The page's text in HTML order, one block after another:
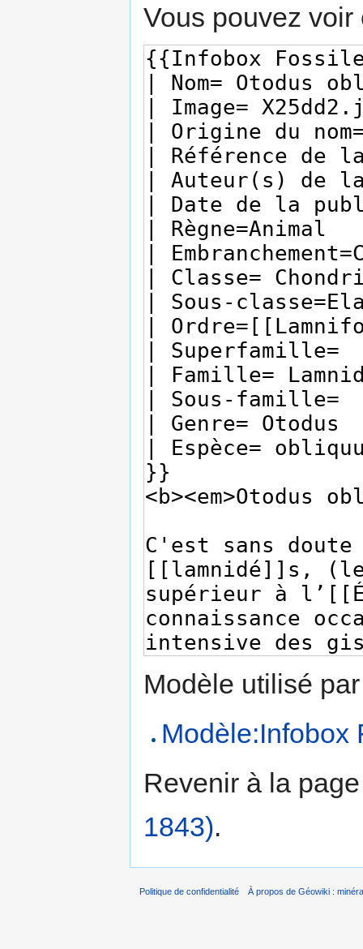
Vous pouvez
Modèle utilisé
Modèle:Infobox
Revenir à la
1843).
Politique de confidentialité À propos de Géowiki :